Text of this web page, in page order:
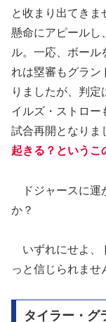
と收まり出てきま
懸命にアピールし
ル。一応、ボール
れは塁審もグラン
りましたが、判
イルズ・ストロー
試合再開となりま
起きる？というこ
ドジャースに運
か？
いずれにせよ、
っと信じられませ
タイラー・グ